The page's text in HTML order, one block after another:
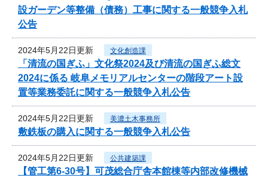
設ガーデン等整備（債務）工事に関する一般競争入札
公告
2024年5月22日更新 文化創造課
「清流の国ぎふ」文化祭2024及び清流の国ぎふ総文
2024に係る 岐阜メモリアルセンターの階段アート設
置等業務委託に関する一般競争入札公告
2024年5月22日更新 美濃土木事務所
敷鉄板の購入に関する一般競争入札公告
2024年5月22日更新 公共建築課
【管工第6-30号】可茂総合庁舎本館棟等内部改修機械